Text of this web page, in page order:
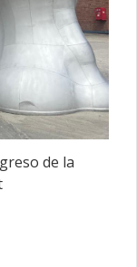
de la